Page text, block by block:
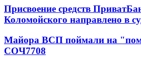
Присвоение средств
Коломойского направлено в
Майора ВСП поймали на
СОЧ7708